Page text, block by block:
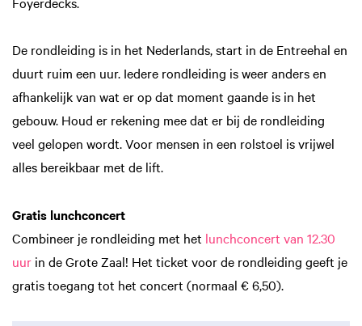
De rondleiding is in het Nederlands, start in de Entreehal en
duurt ruim een uur. Iedere rondleiding is weer anders en
afhankelijk van wat er op dat moment gaande is in het
gebouw. Houd er rekening mee dat er bij de rondleiding
veel gelopen wordt. Voor mensen in een rolstoel is vrijwel
alles bereikbaar met de lift.
Gratis lunchconcert
Combineer je rondleiding met het lunchconcert van 12.30
uur in de Grote Zaal! Het ticket voor de rondleiding geeft je
gratis toegang tot het concert (normaal € 6,50).